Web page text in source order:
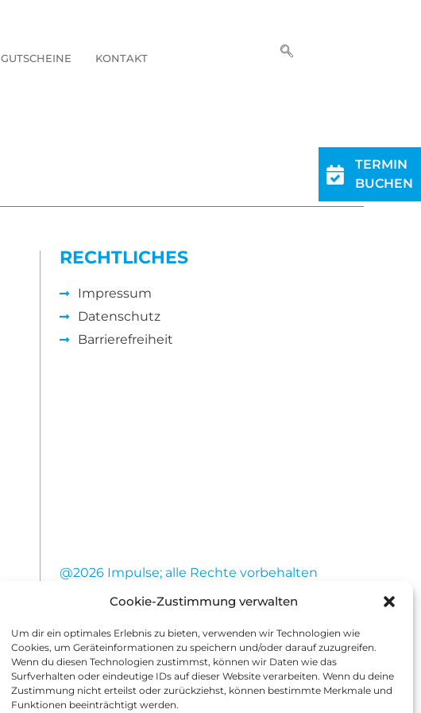
Cookie-Zustimmung verwalten
Um dir ein optimales Erlebnis zu bieten, verwenden wir Technologien wie
Cookies, um Geräteinformationen zu speichern und/oder darauf zuzugreifen.
Wenn du diesen Technologien zustimmst, können wir Daten wie das
Surfverhalten oder eindeutige IDs auf dieser Website verarbeiten. Wenn du deine
Zustimmung nicht erteilst oder zurückziehst, können bestimmte Merkmale und
Funktionen beeinträchtigt werden.
GUTSCHEINE KONTAKT
RECHTLICHES
Impressum
Datenschutz
Barrierefreiheit
@2026 Impulse; alle Rechte vorbehalten
TERMIN
BUCHEN